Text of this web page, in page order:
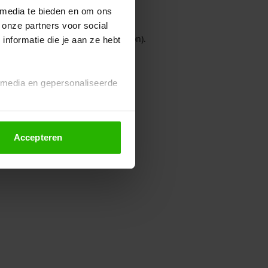
te bieden en om ons
partners voor social
die je aan ze hebt
en gepersonaliseerde
altijd wijzigen of
Accepteren
console for more information).